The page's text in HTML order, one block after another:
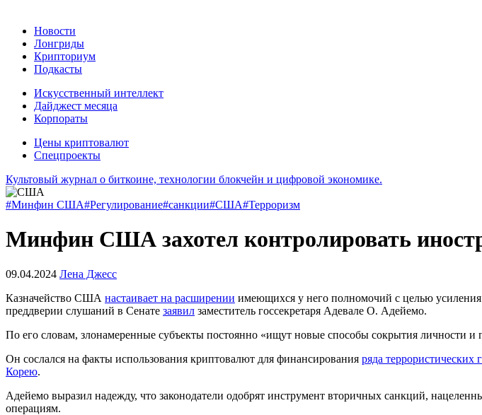
Новости
Лонгриды
Крипториум
Подкасты
Искусственный интеллект
Дайджест месяца
Корпораты
Цены криптовалют
Спецпроекты
Культовый журнал о биткоине, технологии блокчейн и цифровой экономике.
#Минфин США#Регулирование#санкции#США#Терроризм
Минфин США захотел контролировать
09.04.2024 Лена Джесс
Казначейство США настаивает на расширении имеющихся у него полномочий с целью
преддверии слушаний в Сенате заявил заместитель госсекретаря Адевале О. Адейемо.
По его словам, злонамеренные субъекты постоянно «ищут новые способы сокрытия личности и
Он сослался на факты использования криптовалют для финансирования ряда террористических
Корею.
Адейемо выразил надежду, что законодатели одобрят инструмент вторичных санкций,
операциям.